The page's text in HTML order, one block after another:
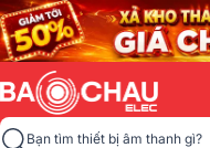
Bạn tìm thiết bị âm thanh gì?